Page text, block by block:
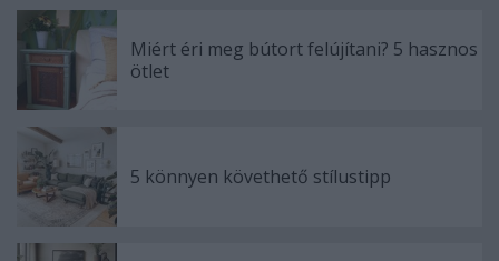
Miért éri meg bútort felújítani? 5 hasznos
ötlet
5 könnyen követhető stílustipp